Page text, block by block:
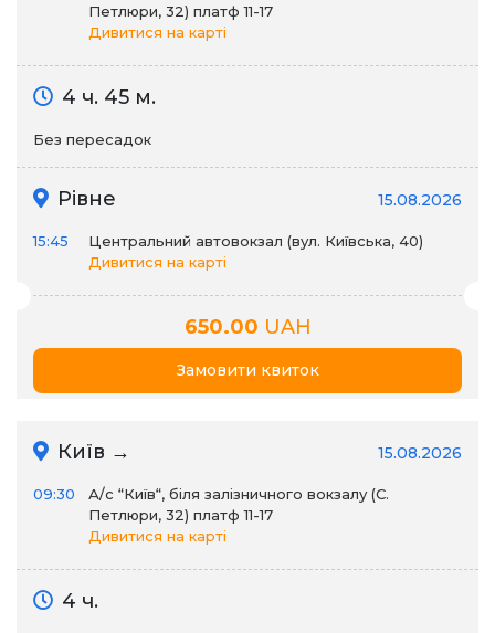
Петлюри, 32) платф 11-17
Дивитися на карті
4 ч. 45 м.
Без пересадок
Рівне 15.08.2026
15:45
Центральний автовокзал (вул. Київська, 40)
Дивитися на карті
650.00 UAH
Замовити квиток
Київ → 15.08.2026
09:30
А/c “Київ“, біля залізничного вокзалу (С.
Петлюри, 32) платф 11-17
Дивитися на карті
4 ч.